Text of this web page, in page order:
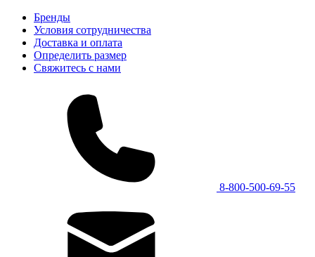
Бренды
Условия сотрудничества
Доставка и оплата
Определить размер
Свяжитесь с нами
8-800-500-69-55